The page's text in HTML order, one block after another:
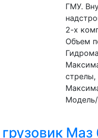
ГМУ.
2-х
Объем
стрелы,
Маз